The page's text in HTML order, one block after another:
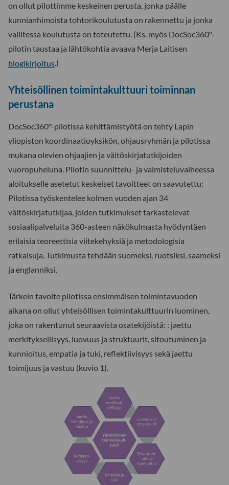
on ollut pilottimme keskeinen perusta, jonka päälle
kunnianhimoista tohtorikoulutusta on rakennettu ja jonka
vallitessa koulutusta on toteutettu. (Ks. myös DocSoc360°-
pilotin taustaa ja lähtökohtia avaava Merja Laitisen
blogikirjoitus.)
Yhteisöllinen toimintakulttuuri toiminnan
perustana
DocSoc360°-pilotissa kehittämistyötä on tehty Lapin
yliopiston koordinaatioyksikön, ohjausryhmän ja pilotissa
mukana olevien ohjaajien ja väitöskirjatutkijoiden
vuoropuheluna. Pilotin suunnittelu- ja valmisteluvaiheessa
aloitukselle asetetut keskeiset tavoitteet on saavutettu:
Pilotissa työskentelee kolmen vuoden ajan 34
väitöskirjatutkijaa, joiden tutkimukset tarkastelevat
sosiaalipalveluita 360-asteen näkökulmasta hyödyntäen
erilaisia teoreettisia viitekehyksiä ja metodologisia
ratkaisuja. Tutkimusta tehdään suomeksi, ruotsiksi, saameksi
ja englanniksi.
Tärkein tavoite pilotissa ensimmäisen toimintavuoden
aikana on ollut yhteisöllisen toimintakulttuurin luominen,
joka on rakentunut seuraavista osatekijöistä: : jaettu
merkityksellisyys, luovuus ja struktuurit, sitoutuminen ja
kunnioitus, empatia ja tuki, reflektiivisyys sekä jaettu
toimijuus ja vastuu (kuvio 1).